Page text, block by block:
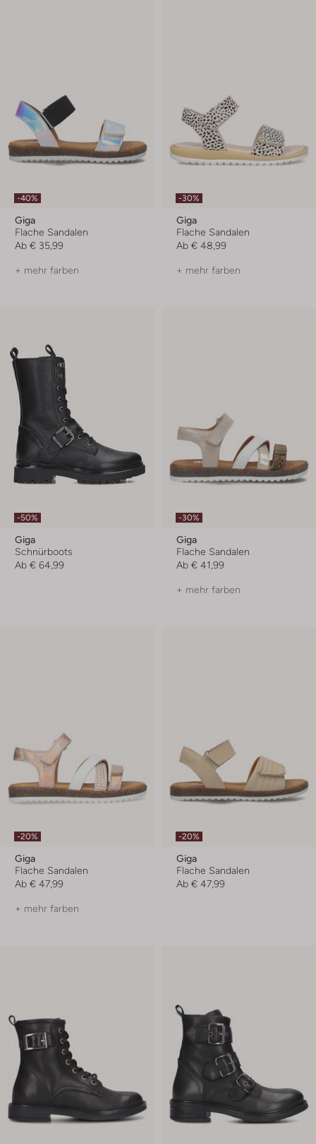
-40%
Giga
Flache Sandalen
Ab € 35,99
+ mehr farben
-30%
Giga
Flache Sandalen
Ab € 48,99
+ mehr farben
-50%
Giga
Schnürboots
Ab € 64,99
-30%
Giga
Flache Sandalen
Ab € 41,99
+ mehr farben
-20%
Giga
Flache Sandalen
Ab € 47,99
+ mehr farben
-20%
Giga
Flache Sandalen
Ab € 47,99